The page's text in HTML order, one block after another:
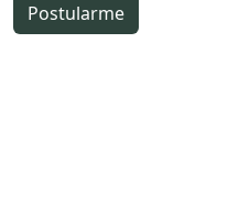
Postularme